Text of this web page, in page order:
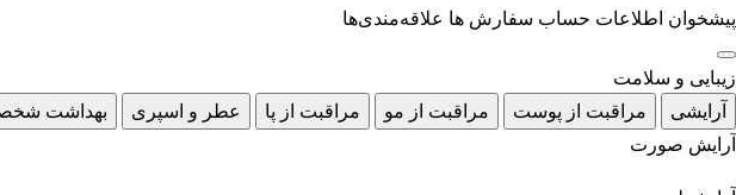
پیشخوان اطلاعات حساب سفارش ها علاقه‌مندی‌ها
زیبایی و سلامت
آرایشی
مراقبت از پوست مراقبت از مو مراقبت از پا عطر و اسپری بهداشت
آرایش صورت